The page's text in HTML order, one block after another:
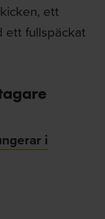
ett
ett fullspäckat
i